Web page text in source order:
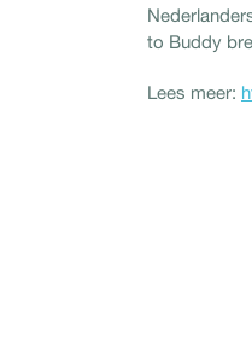
to Buddy
Lees meer: